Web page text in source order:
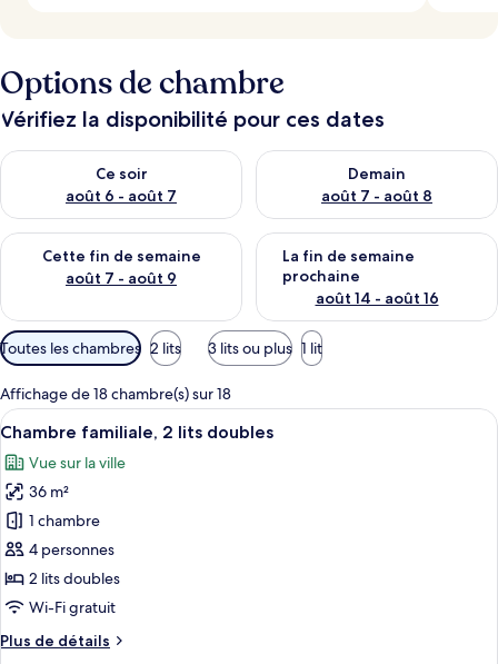
Options de chambre
Vérifiez la disponibilité pour ces dates
Ce soir
août 6 - août 7
Vérifier la disponibilité pour ce soir août 6 - août 7
Demain
août 7 - août 8
Vérifier la disponibilité pour
Cette fin de semaine
août 7 - août 9
Vérifier la disponibilité pour cette fin de semaine août 7 -
La fin de semaine
prochaine
août 14 - août 16
Vérifier la disponibilité pour
Filtres
disponibles
pour
les
chambres
Toutes les chambres 2 lits 3 lits ou plus 1 lit
Affichage de 18 chambre(s) sur 18
Afficher
toutes
les
photos
pour
ce
type
de
chambre :
Chambre
Une chambre d’hôtel avec deux lits,
10
Chambre familiale, 2 lits doubles
Vue sur la ville
36 m²
1 chambre
4 personnes
2 lits doubles
Wi-Fi gratuit
Plus de détails
Plus